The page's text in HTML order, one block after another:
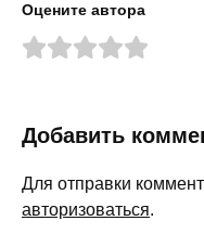
Оцените автора
Добавить
Для отправки
авторизоваться.